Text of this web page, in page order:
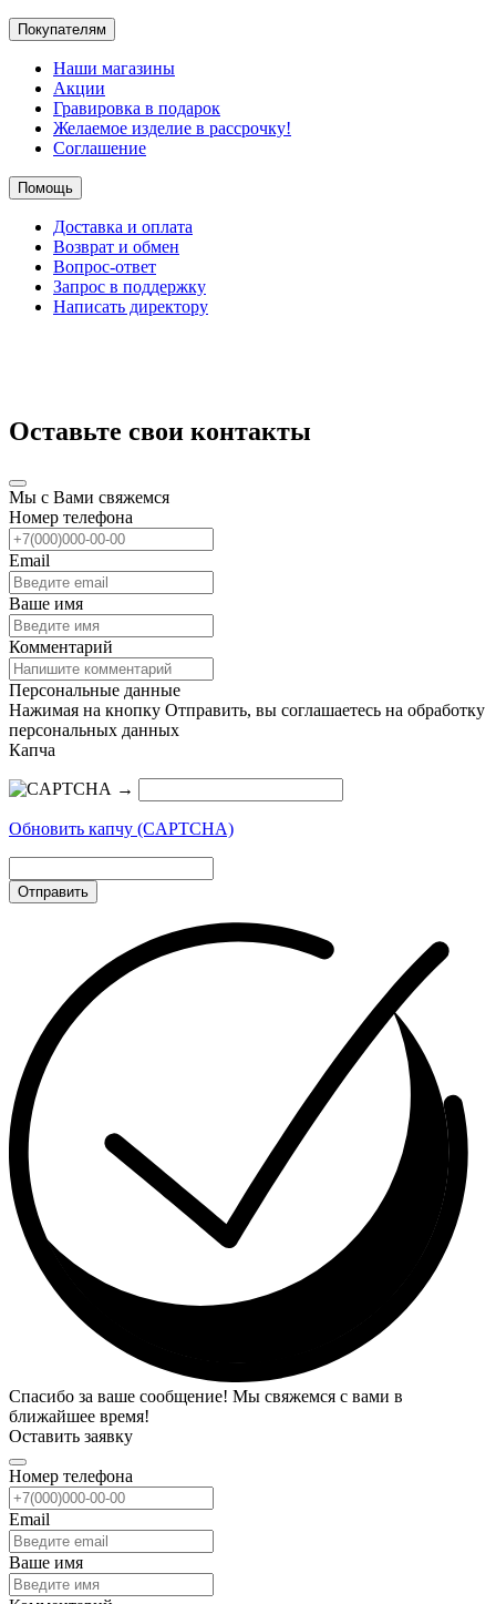
Покупателям
Наши магазины
Акции
Гравировка в подарок
Желаемое изделие в рассрочку!
Соглашение
Помощь
Доставка и оплата
Возврат и обмен
Вопрос-ответ
Запрос в поддержку
Написать директору
Оставьте свои контакты
Мы с Вами свяжемся
Номер телефона
Email
Ваше имя
Комментарий
Персональные данные
Нажимая на кнопку Отправить, вы соглашаетесь на обработку
персональных данных
Капча
→
Обновить капчу (CAPTCHA)
Отправить
Спасибо за ваше сообщение! Мы свяжемся с вами в
ближайшее время!
Оставить заявку
Номер телефона
Email
Ваше имя